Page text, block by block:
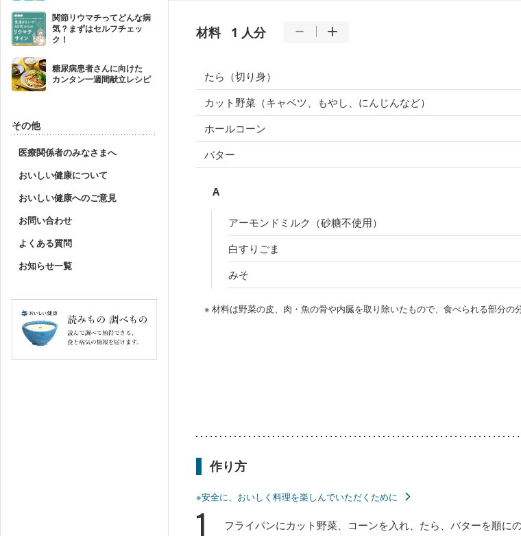
関節リウマチってどんな病
気？まずはセルフチェッ
ク！
糖尿病患者さんに向けた
カンタン一週間献立レシピ
その他
医療関係者のみなさまへ
おいしい健康について
おいしい健康へのご意見
お問い合わせ
よくある質問
お知らせ一覧
材料 1 人分
たら（切り身）
カット野菜（キャベツ、もやし、にんじんなど）
ホールコーン
バター
A
アーモンドミルク（砂糖不使用）
白すりごま
みそ
※ 材料は野菜の皮、肉・魚の骨や内臓を取り除いたもので、食べられる部分の
作り方
※安全に、おいしく料理を楽しんでいただくために
1
フライパンにカット野菜、コーンを入れ、たら、バターを順に